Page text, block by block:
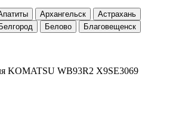
Архангельск
Астрахань
Белгород Белово
Благовещенск
KOMATSU WB93R2 X9SE3069